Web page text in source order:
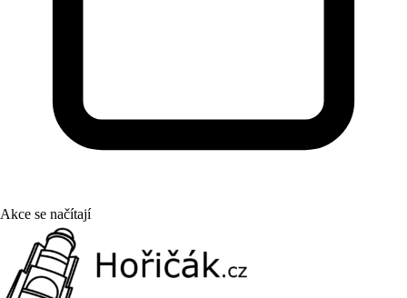
Akce se načítají